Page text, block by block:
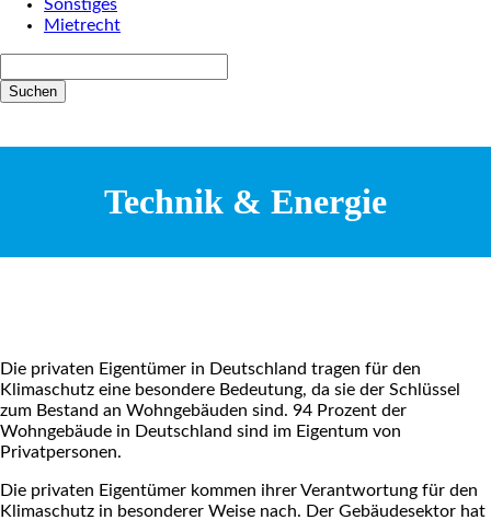
Sonstiges
Mietrecht
Suchen
Technik & Energie
Die privaten Eigentümer in Deutschland tragen für den
Klimaschutz eine besondere Bedeutung, da sie der Schlüssel
zum Bestand an Wohngebäuden sind. 94 Prozent der
Wohngebäude in Deutschland sind im Eigentum von
Privatpersonen.
Die privaten Eigentümer kommen ihrer Verantwortung für den
Klimaschutz in besonderer Weise nach. Der Gebäudesektor hat